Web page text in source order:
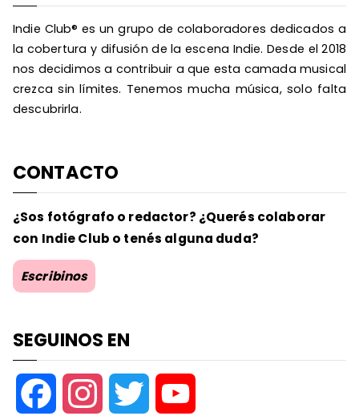
Indie Club® es un grupo de colaboradores dedicados a
la cobertura y difusión de la escena Indie. Desde el 2018
nos decidimos a contribuir a que esta camada musical
crezca sin límites. Tenemos mucha música, solo falta
descubrirla.
CONTACTO
¿Sos fotógrafo o redactor? ¿Querés colaborar
con Indie Club o tenés alguna duda?
Escribinos
SEGUINOS EN